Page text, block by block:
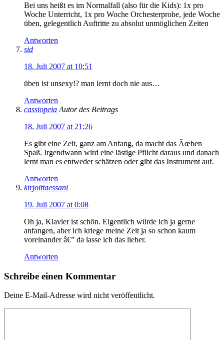
Bei uns heißt es im Normalfall (also für die Kids): 1x pro
Woche Unterricht, 1x pro Woche Orchesterprobe, jede Woche
üben, gelegentlich Auftritte zu absolut unmöglichen Zeiten
Antworten
sid
18. Juli 2007 at 10:51
üben ist unsexy!? man lernt doch nie aus…
Antworten
cassiopeia Autor des Beitrags
18. Juli 2007 at 21:26
Es gibt eine Zeit, ganz am Anfang, da macht das Ãœben
Spaß. Irgendwann wird eine lästige Pflicht daraus und danach
lernt man es entweder schätzen oder gibt das Instrument auf.
Antworten
kirjoittaessani
19. Juli 2007 at 0:08
Oh ja, Klavier ist schön. Eigentlich würde ich ja gerne
anfangen, aber ich kriege meine Zeit ja so schon kaum
voreinander â€” da lasse ich das lieber.
Antworten
Schreibe einen Kommentar
Deine E-Mail-Adresse wird nicht veröffentlicht.